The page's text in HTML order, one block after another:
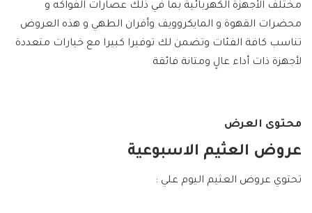
مختلف الأجهزة الكهربائية بما في ذلك عصارات الفواكه و
محضرات القهوة و المايكروويف وأفران الطهي و هذه العروض
تناسب كافة الفئات وتضمن لك توفيرا كبيرا مع خيارات متعددة
لأجهزة ذات أداء عالٍ ومتانة فائقة
محتوى العرض
عروض العثيم الاسبوعية
تحتوي عروض العثيم اليوم علي :